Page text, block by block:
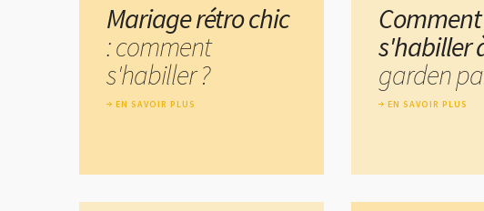
Mariage rétro chic
: comment
s'habiller ?
EN SAVOIR PLUS
Comment
s'habiller
garden
EN SAVOIR PLUS